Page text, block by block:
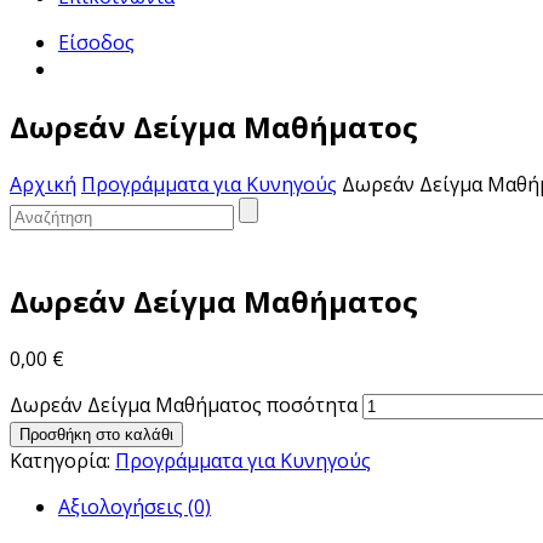
Είσοδος
Δωρεάν Δείγμα Μαθήματος
Αρχική Προγράμματα για Κυνηγούς Δωρεάν Δείγμα
Δωρεάν Δείγμα Μαθήματος
0,00 €
Δωρεάν Δείγμα Μαθήματος ποσότητα
Προσθήκη στο καλάθι
Κατηγορία: Προγράμματα για Κυνηγούς
Αξιολογήσεις (0)